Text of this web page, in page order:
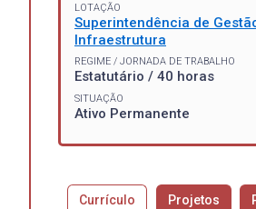
LOTAÇÃO
Superintendência de
Infraestrutura
REGIME / JORNADA DE TRABALHO
Estatutário / 40 horas
SITUAÇÃO
Ativo Permanente
Currículo Projetos